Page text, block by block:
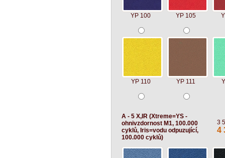
YP 100 YP 105
YP 110 YP 111
A - 5 X,IR (Xtreme=YS -
ohnivzdornost M1, 100.000
cyklů, Iris=vodu odpuzující,
100.000 cyklů)
3
4